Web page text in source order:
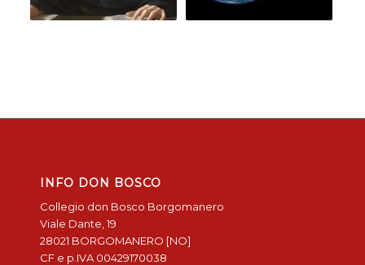
INFO DON BOSCO
Collegio don Bosco Borgomanero
Viale Dante, 19
28021 BORGOMANERO [NO]
CF e p.IVA 00429170038